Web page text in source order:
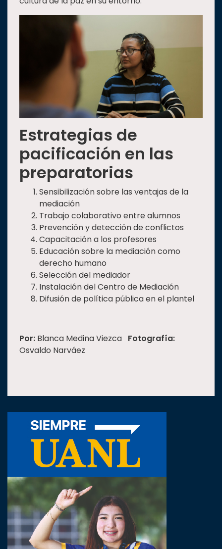
Estrategias de
pacificación en las
preparatorias
Sensibilización sobre las ventajas de la
mediación
Trabajo colaborativo entre alumnos
Prevención y detección de conflictos
Capacitación a los profesores
Educación sobre la mediación como
derecho humano
Selección del mediador
Instalación del Centro de Mediación
Difusión de política pública en el plantel
Por: Blanca Medina Viezca Fotografía:
Osvaldo Narváez